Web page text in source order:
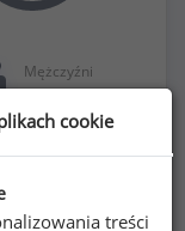
Mężczyźni
90
cookie
treści